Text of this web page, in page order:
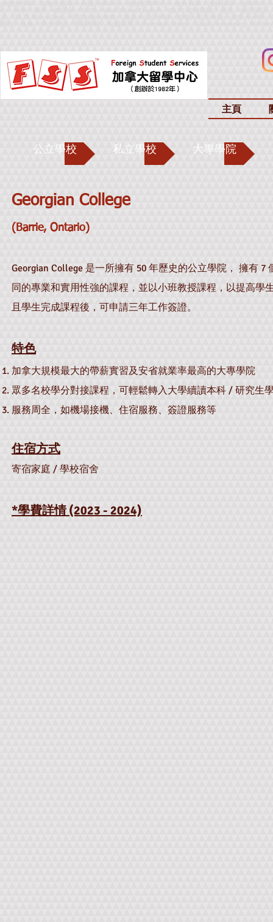
主頁
公立學校 私立學校 大專學院
Georgian College
(Barrie, Ontario)
Georgian College 是一所擁有 50 年歷史的公立學院， 擁有 7
同的專業和實用性強的課程，並以小班教授課程，以提高學
且學生完成課程後，可申請三年工作簽證。
特色
加拿大規模最大的帶薪實習及安省就業率最高的大專學院
眾多名校學分對接課程，可輕鬆轉入大學續讀本科 / 研究生
服務周全，如機場接機、住宿服務、簽證服務等
住宿方式
寄宿家庭 / 學校宿舍
*學費詳情 (2023 - 2024)